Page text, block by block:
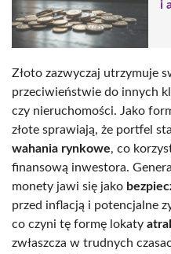
i
Złoto zazwyczaj utrzymuje
przeciwieństwie do innych
czy nieruchomości. Jako
złote sprawiają, że portfel
wahania rynkowe, co
finansową inwestora.
monety jawi się jako
przed inflacją i potencjalne
co czyni tę formę lokaty
zwłaszcza w trudnych